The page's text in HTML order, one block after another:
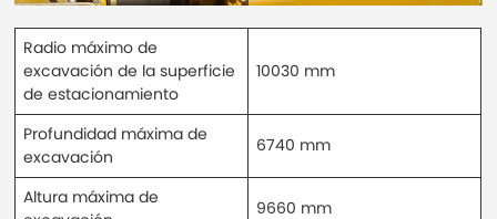
Radio máximo de
excavación de la superficie
de estacionamiento
10030 mm
Profundidad máxima de
excavación
6740 mm
Altura máxima de
9660 mm